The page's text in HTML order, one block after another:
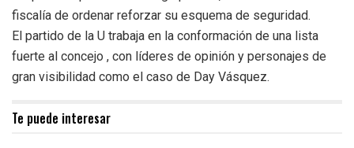
fiscalía de ordenar reforzar su esquema de seguridad.
El partido de la U trabaja en la conformación de una lista
fuerte al concejo , con líderes de opinión y personajes de
gran visibilidad como el caso de Day Vásquez.
Te puede interesar